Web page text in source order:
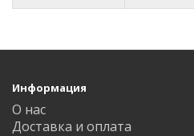
Информация
О нас
Доставка и оплата